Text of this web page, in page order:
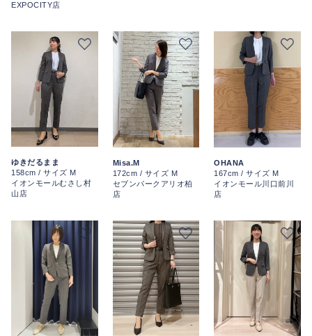
EXPOCITY店
ゆきだるまま
158cm / サイズ M
イオンモールむさし村
山店
Misa.M
172cm / サイズ M
セブンパークアリオ柏
店
OHANA
167cm / サイズ M
イオンモール川口前川
店